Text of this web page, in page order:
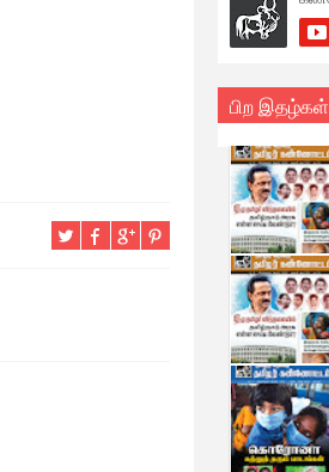
பிற இதழ்கள்